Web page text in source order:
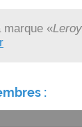
marque «
: